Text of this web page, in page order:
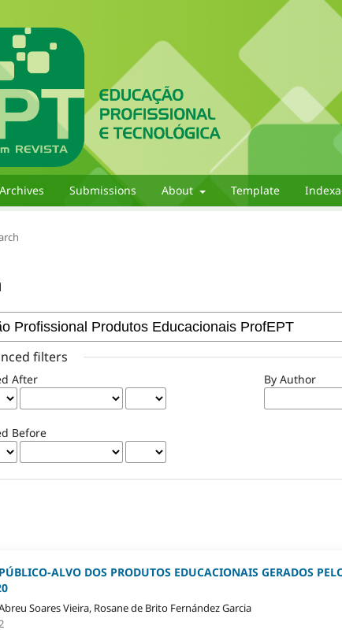
Archives Submissions About Template
filters
After
Before
By Author
ALVO DOS PRODUTOS EDUCACIONAIS GERADOS
Soares Vieira, Rosane de Brito Fernández Garcia